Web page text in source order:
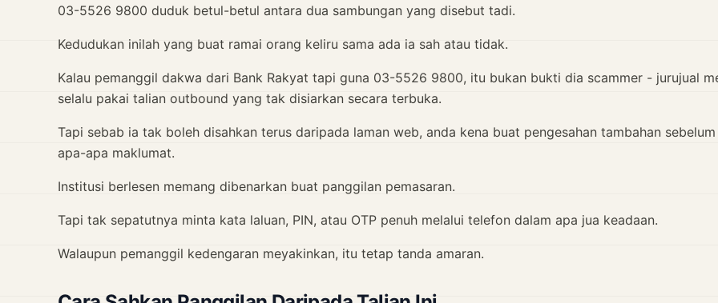
03-5526 9800 duduk betul-betul antara dua sambungan yang disebut tadi.
Kedudukan inilah yang buat ramai orang keliru sama ada ia sah atau tidak.
Kalau pemanggil dakwa dari Bank Rakyat tapi guna 03-5526 9800, itu bukan bukti dia scammer - jurujual
selalu pakai talian outbound yang tak disiarkan secara terbuka.
Tapi sebab ia tak boleh disahkan terus daripada laman web, anda kena buat pengesahan tambahan
apa-apa maklumat.
Institusi berlesen memang dibenarkan buat panggilan pemasaran.
Tapi tak sepatutnya minta kata laluan, PIN, atau OTP penuh melalui telefon dalam apa jua keadaan.
Walaupun pemanggil kedengaran meyakinkan, itu tetap tanda amaran.